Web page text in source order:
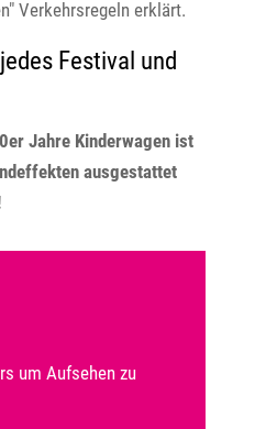
Verkehrsregeln erklärt.
Festival und
Jahre Kinderwagen ist
ausgestattet
um Aufsehen zu